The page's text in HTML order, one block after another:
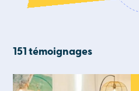
151 témoignages